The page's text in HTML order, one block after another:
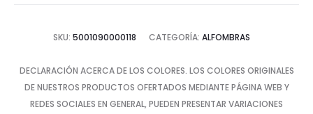
SKU: 5001090000118 CATEGORÍA: ALFOMBRAS
DECLARACIÓN ACERCA DE LOS COLORES. LOS COLORES ORIGINALES
DE NUESTROS PRODUCTOS OFERTADOS MEDIANTE PÁGINA WEB Y
REDES SOCIALES EN GENERAL, PUEDEN PRESENTAR VARIACIONES